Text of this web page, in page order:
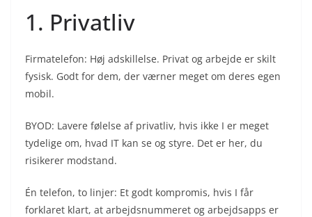
1. Privatliv
Firmatelefon: Høj adskillelse. Privat og arbejde er skilt
fysisk. Godt for dem, der værner meget om deres egen
mobil.
BYOD: Lavere følelse af privatliv, hvis ikke I er meget
tydelige om, hvad IT kan se og styre. Det er her, du
risikerer modstand.
Én telefon, to linjer: Et godt kompromis, hvis I får
forklaret klart, at arbejdsnummeret og arbejdsapps er